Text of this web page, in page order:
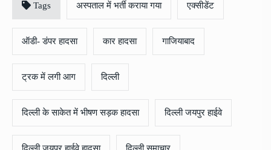
Tags अस्पताल में भर्ती कराया गया एक्सीडेंट
ऑडी- डंपर हादसा कार हादसा गाजियाबाद
ट्रक में लगी आग दिल्ली
दिल्ली के साकेत में भीषण सड़क हादसा दिल्ली जयपुर हाईवे